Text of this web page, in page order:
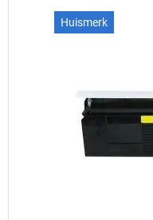
Huismerk